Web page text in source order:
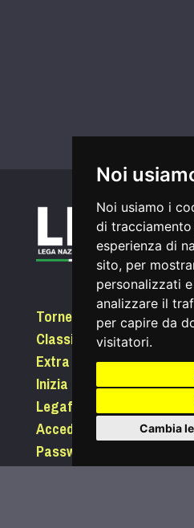
Noi
Noi usiamo i
di
esperienza di
sito, per
personalizzati
analizzare il
per capire da
visitatori.
Cambia
Tornei
Classifiche
Extra
Inizia a giocare
Legafootgolf.it
Accedi
Password dimenticata?
Condizioni di utilizzo